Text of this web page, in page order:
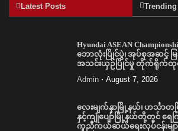
Latest Posts
Hyundai ASEAN
ဘောလုံးပြိုင်ပွဲ၊ အုပ်စုအဆင့် မ
အသင်းယှဉ်ပြိုင်မှု တိုက်ရိုက်
Admin August 7, 2026
လေးမျက်နှာမြို့နယ်၊ ဟင်္သာ
နှင့်ကျုံပျော်မြို့နယ်တို့တွင် ရေကြီ
ကူညီကယ်ဆယ်ရေးလုပ်ငန်းမ